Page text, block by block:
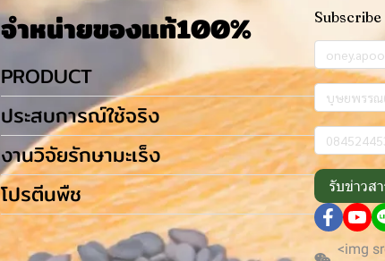
จำหน่ายของแท้100%
PRODUCT
ประสบการณ์ใช้จริง
งานวิจัยรักษามะเร็ง
โปรตีนพืช
Subscribe
รับข่าวส
<img